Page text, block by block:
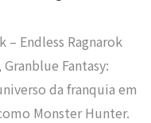
– Endless Ragnarok
Fantasy:
da franquia em
Monster Hunter.